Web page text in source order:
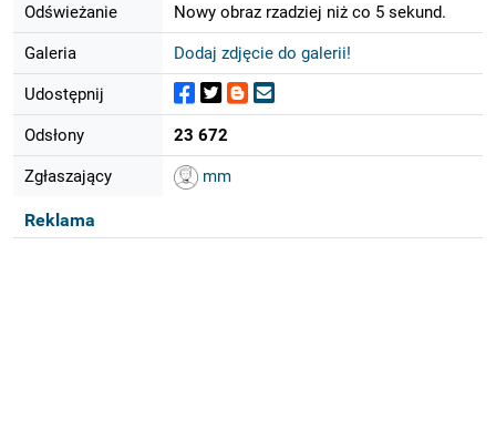
Odświeżanie Nowy obraz rzadziej niż co 5 sekund.
Galeria Dodaj zdjęcie do galerii!
Udostępnij
Odsłony 23 672
Zgłaszający mm
Reklama